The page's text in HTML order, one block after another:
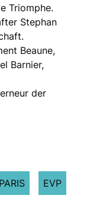
Triomphe.
Stephan
Beaune,
Barnier,
der
PARIS EVP